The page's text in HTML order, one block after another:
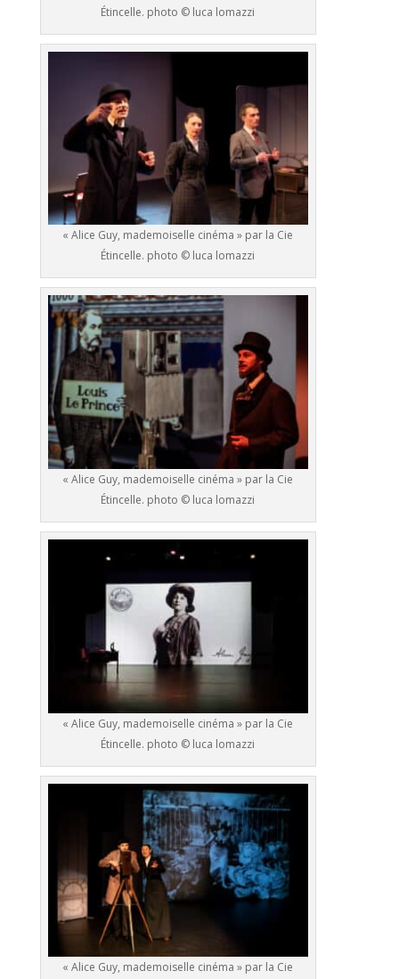
Étincelle. photo © luca lomazzi
« Alice Guy, mademoiselle cinéma » par la Cie
Étincelle. photo © luca lomazzi
« Alice Guy, mademoiselle cinéma » par la Cie
Étincelle. photo © luca lomazzi
« Alice Guy, mademoiselle cinéma » par la Cie
Étincelle. photo © luca lomazzi
« Alice Guy, mademoiselle cinéma » par la Cie